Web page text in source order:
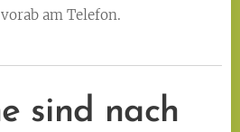
am Telefon.
sind nach